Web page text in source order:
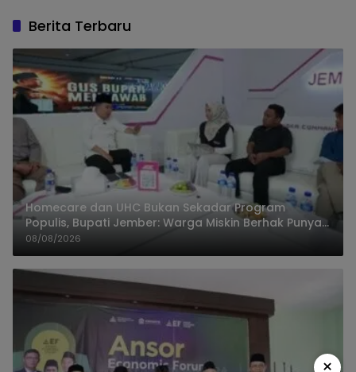
Berita Terbaru
Homecare dan UHC Bukan Sekadar Program
Populis, Bupati Jember: Warga Miskin Berhak Punya
Akses Dokter Keluarga
08/08/2026
×